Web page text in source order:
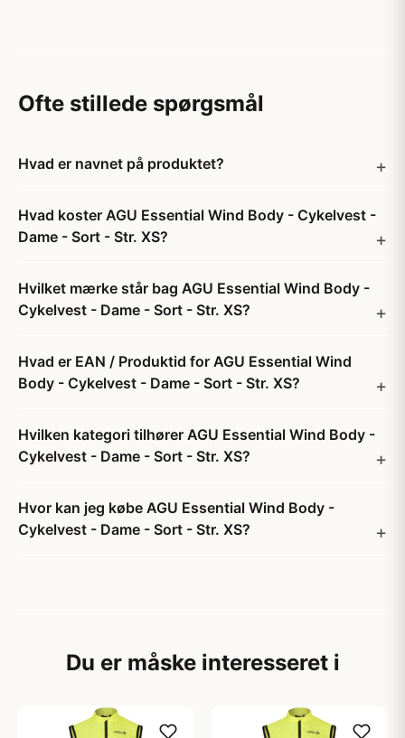
Ofte stillede spørgsmål
Hvad er navnet på produktet?
Hvad koster AGU Essential Wind Body - Cykelvest -
Dame - Sort - Str. XS?
Hvilket mærke står bag AGU Essential Wind Body -
Cykelvest - Dame - Sort - Str. XS?
Hvad er EAN / Produktid for AGU Essential Wind
Body - Cykelvest - Dame - Sort - Str. XS?
Hvilken kategori tilhører AGU Essential Wind Body -
Cykelvest - Dame - Sort - Str. XS?
Hvor kan jeg købe AGU Essential Wind Body -
Cykelvest - Dame - Sort - Str. XS?
Du er måske interesseret i